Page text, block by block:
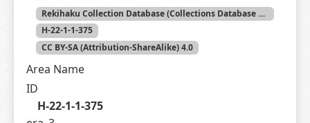
Rekihaku Collection Database (Collections Database of the National Museum of Japanese History)
H-22-1-1-375
CC BY-SA (Attribution-ShareAlike) 4.0
Area Name
ID
H-22-1-1-375